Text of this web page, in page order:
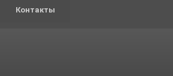
Контакты